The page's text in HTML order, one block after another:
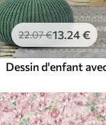
22.07€13 .24€